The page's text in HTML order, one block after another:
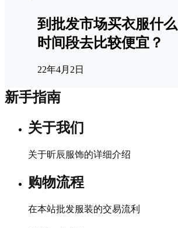
到批发市场买衣服什么
时间段去比较便宜？
22年4月2日
新手指南
关于我们
关于昕辰服饰的详细介绍
购物流程
在本站批发服装的交易流利